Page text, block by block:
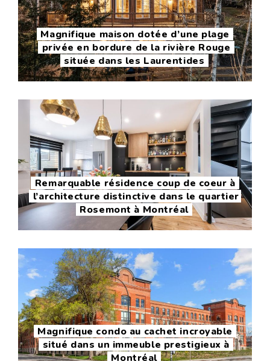
Magnifique maison dotée d’une plage
privée en bordure de la rivière Rouge
située dans les Laurentides
Remarquable résidence coup de coeur à
l’architecture distinctive dans le quartier
Rosemont à Montréal
Magnifique condo au cachet incroyable
situé dans un immeuble prestigieux à
Montréal